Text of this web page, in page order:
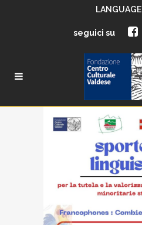
LANGUAGE
seguici su